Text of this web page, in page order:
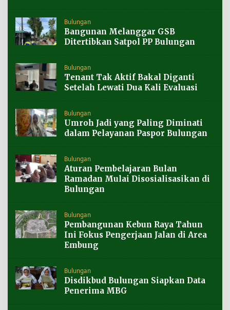
Bulungan
Bangunan Melanggar GSB
Ditertibkan Satpol PP Bulungan
Bulungan
Tenant Tak Aktif Bakal Diganti
Setelah Lewati Dua Kali Evaluasi
Bulungan
Umroh Jadi yang Paling Diminati
dalam Pelayanan Paspor Bulungan
Bulungan
Aturan Pembelajaran Bulan
Ramadan Mulai Disosialisasikan di
Bulungan
Bulungan
Pembangunan Kebun Raya Tahun
Ini Fokus Pengerjaan Jalan di Area
Embung
Bulungan
Disdikbud Bulungan Siapkan Data
Penerima MBG